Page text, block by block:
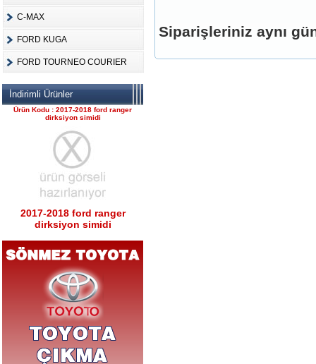
C-MAX
FORD KUGA
FORD TOURNEO COURIER
İndirimli Ürünler
2017-2018 ford ranger 2.2
komple motor
Ürün Kodu : 2017-2018 ford ranger
dirksiyon simidi
2017-2018 ford ranger
dirksiyon simidi
sol tabla
2017-2018 ford ranger sağ
sol tabla
Ürün Kodu : 2017-2018 ford ranger arka
Siparişleriniz aynı